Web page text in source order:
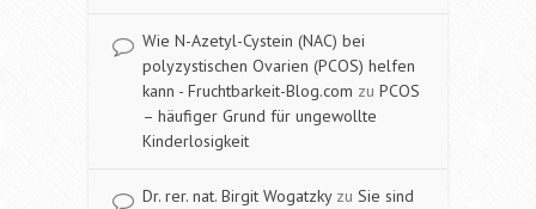
Wie N-Azetyl-Cystein (NAC) bei
polyzystischen Ovarien (PCOS) helfen
kann - Fruchtbarkeit-Blog.com zu PCOS
– häufiger Grund für ungewollte
Kinderlosigkeit
Dr. rer. nat. Birgit Wogatzkyzu Sie sind